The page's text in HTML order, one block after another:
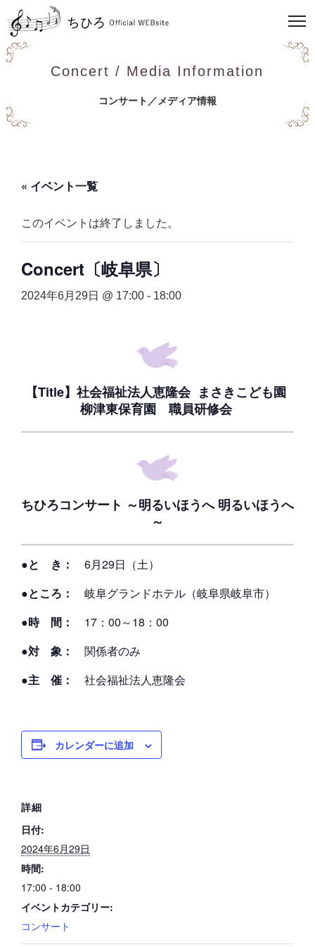
Concert / Media Information
コンサート／メディア情報
« イベント一覧
このイベントは終了しました。
Concert〔岐阜県〕
2024年6月29日 @ 17:00 - 18:00
【Title】社会福祉法人恵隆会 まさきこども園
柳津東保育園 職員研修会
ちひろコンサート ～明るいほうへ 明るいほうへ
～
●と き：
6月29日（土）
●ところ：
岐阜グランドホテル（岐阜県岐阜市）
●時 間：
17：00～18：00
●対 象：
関係者のみ
●主 催：
社会福祉法人恵隆会
カレンダーに追加
詳細
日付:
2024年6月29日
時間:
17:00 - 18:00
イベントカテゴリー:
コンサート